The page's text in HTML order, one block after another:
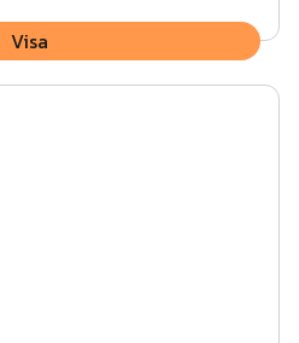
Visa